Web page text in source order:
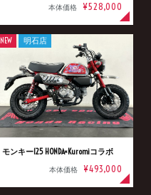
本体価格 ¥528,000
モンキー125 HONDA×Kuromiコラボ
本体価格 ¥493,000
NEW 明石店